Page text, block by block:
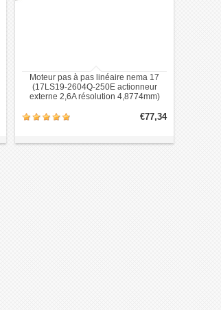
Moteur pas à pas linéaire nema 17
(17LS19-2604Q-250E actionneur
externe 2,6A résolution 4,8774mm)
€77,34